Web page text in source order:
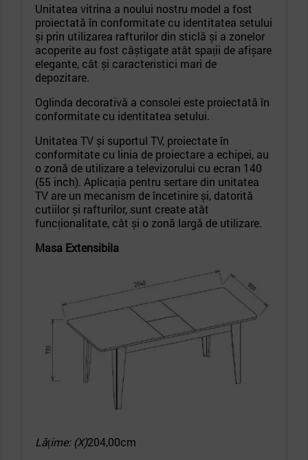
Unitatea vitrina a noului nostru model a fost
proiectată în conformitate cu identitatea setului
și prin utilizarea rafturilor din sticlă și a zonelor
acoperite au fost câștigate atât spații de afișare
elegante, cât și caracteristici mari de
depozitare.
Oglinda decorativă a consolei este proiectată în
conformitate cu identitatea setului.
Unitatea TV și suportul TV, proiectate în
conformitate cu linia de proiectare a echipei, au
o zonă de utilizare a televizorului cu ecran 140
(55 inch). Aplicația pentru sertare din unitatea
TV are un mecanism de încetinire și, datorită
cutiilor și rafturilor, sunt create atât
funcționalitate, cât și o zonă largă de utilizare.
Masa Extensibila
Lățime: (X)204,00cm